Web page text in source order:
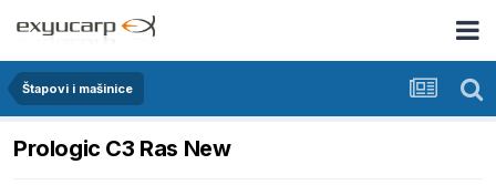
Štapovi i mašinice
Prologic C3 Ras New